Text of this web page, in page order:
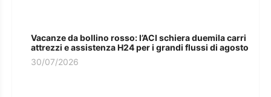
Vacanze da bollino rosso: l’ACI schiera duemila carri
attrezzi e assistenza H24 per i grandi flussi di agosto
30/07/2026